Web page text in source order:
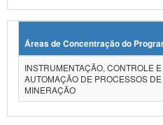
Advocacia-Geral da União
Planalto
Áreas de Concentração do
INSTRUMENTAÇÃO, CONTROLE E
AUTOMAÇÃO DE PROCESSOS DE
MINERAÇÃO